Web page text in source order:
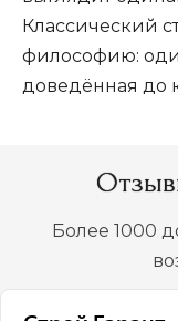
Классический
философию:
доведённая до
Более 1000